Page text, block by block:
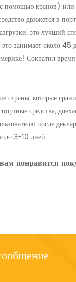
помощью кранов)
движется в
это лучший
занимает около 45
Сократил время
страны, которые
средства,
после
3-10 дней.
понравится